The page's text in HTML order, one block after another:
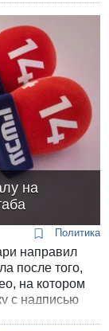
на
Политика
направил
после того,
на котором
с надписью